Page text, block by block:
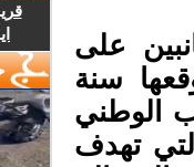
على
سنة
الوطني
تهدف